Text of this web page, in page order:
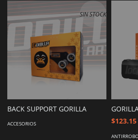
SIN STOCK
BACK SUPPORT GORILLA
ACCESORIOS
$123.15